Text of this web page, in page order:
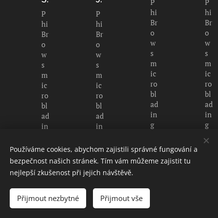
P
hi
Br
o
w
s
m
ic
ro
bl
ad
in
„
N
á
d
h
er
P
hi
Br
o
w
s
m
ic
ro
bl
ad
in
„V
š
e
c
n
hi
Br
o
w
s
m
ic
ro
bl
ad
in
g
vš
e
hi
Br
o
w
s
m
ic
ro
bl
ad
in
g
„
Používáme cookies, abychom zajistili správné fungování a
bezpečnost našich stránek. Tím vám můžeme zajistit tu
nejlepší zkušenost při jejich návštěvě.
Přijmout nezbytné Přijmout vše